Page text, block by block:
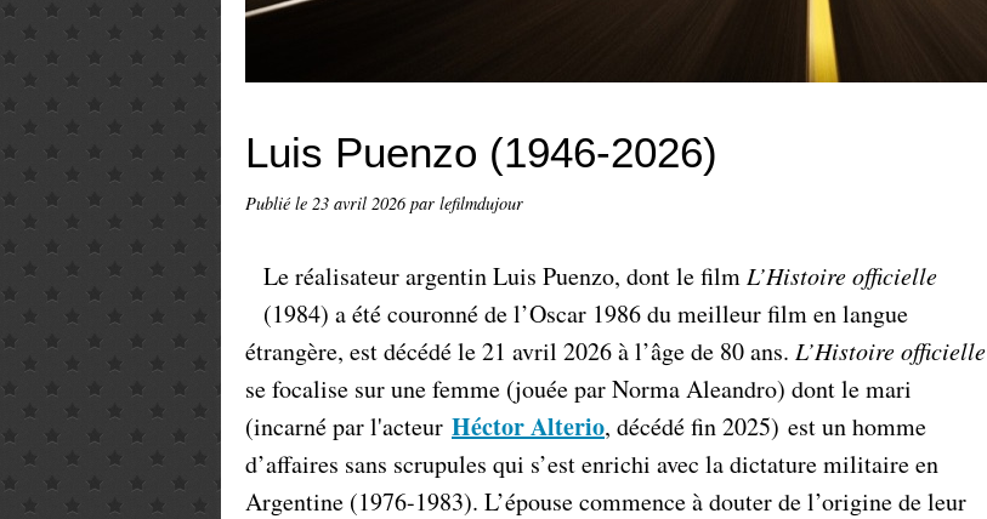
Luis Puenzo (1946-2026)
Publié le 23 avril 2026par lefilmdujour
Le réalisateur argentin Luis Puenzo, dont le film L’Histoire officielle
(1984) a été couronné de l’Oscar 1986 du meilleur film en langue
étrangère, est décédé le 21 avril 2026 à l’âge de 80 ans. L’Histoire officielle
se focalise sur une femme (jouée par Norma Aleandro) dont le mari
(incarné par l'acteur Héctor Alterio, décédé fin 2025) est un homme
d’affaires sans scrupules qui s’est enrichi avec la dictature militaire en
Argentine (1976-1983). L’épouse commence à douter de l’origine de leur